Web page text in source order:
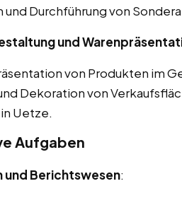
und Durchführung von
und
von Produkten im
Dekoration von
Uetze.
Aufgaben
Berichtswesen: